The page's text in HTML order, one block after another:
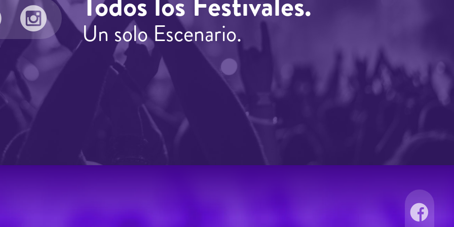
Un solo Escenario.